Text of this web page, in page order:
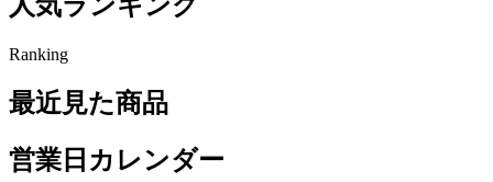
Ranking
最近見た商品
営業日カレンダー